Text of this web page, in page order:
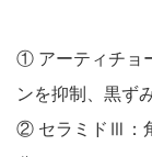
① アーティチョ
ンを抑制、黒ず
② セラミドⅢ：